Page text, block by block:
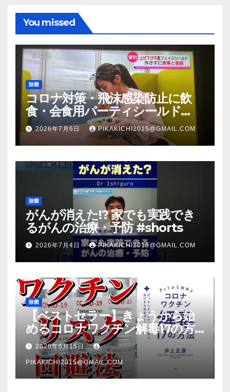
You missed
除菌
コロナ対策・飛沫感染防止に飲
食・会食用パーティシールド
（マスク会食代替品）ＦＢＣ福井
放送のＴＶ番組での紹介映像
2026年7月6日 PIKAKICHI2015@GMAIL.COM
除菌
がんが消えた!? 家でも実践でき
るがんの治療・予防 #shorts
2026年7月4日 PIKAKICHI2015@GMAIL.COM
除菌
【ベストセラー】きょうから始
めるコロナワクチン解毒17の方
法【本要約】
2026年6月15日
PIKAKICHI2015@GMAIL.COM